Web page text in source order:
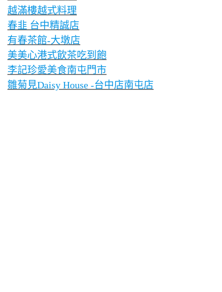
越滿樓越式料理
春韭 台中精誠店
有春茶館-大墩店
美美心港式飲茶吃到飽
李記珍愛美食南屯門市
雛菊見Daisy House -台中店南屯店